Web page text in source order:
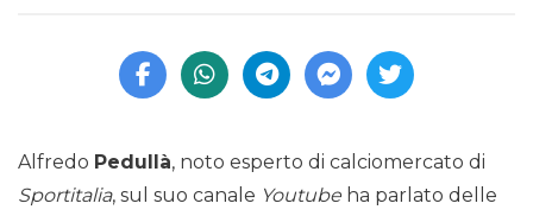
Alfredo Pedullà, noto esperto di calciomercato di
Sportitalia, sul suo canale Youtube ha parlato delle